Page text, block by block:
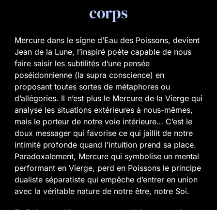
corps
Mercure dans le signe d’Eau des Poissons, devient
Jean de la Lune, l’inspiré poète capable de nous
faire saisir les subtilités d’une pensée
poséidonnienne (la supra conscience) en
proposant toutes sortes de métaphores ou
d’allégories. Il n’est plus le Mercure de la Vierge qui
analyse les situations extérieures à nous-mêmes,
mais le porteur de notre voie intérieure… C’est le
doux messager qui favorise ce qui jaillit de notre
intimité profonde quand l’intuition prend sa place.
Paradoxalement, Mercure qui symbolise un mental
performant en Vierge, perd en Poissons le principe
dualiste séparatiste qui empêche d’entrer en union
avec la véritable nature de notre être, notre Soi.